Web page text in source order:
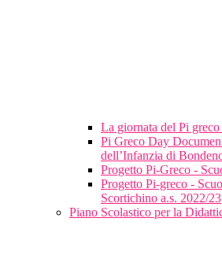
La giornata del Pi
Pi Greco Day
dell’Infanzia di
Progetto Pi-Greco -
Progetto Pi-greco -
Scortichino a.s. 2022/23
Piano Scolastico per la